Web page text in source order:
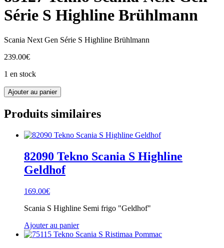
Série S Highline Brühlmann
Scania Next Gen Série S Highline Brühlmann
239.00€
1 en stock
quantité
de
83127
Tekno
Next
Highline
Ajouter au panier
Produits similaires
82090 Tekno Scania S Highline
Geldhof
169.00€
Scania S Highline Semi frigo "Geldhof"
Ajouter au panier